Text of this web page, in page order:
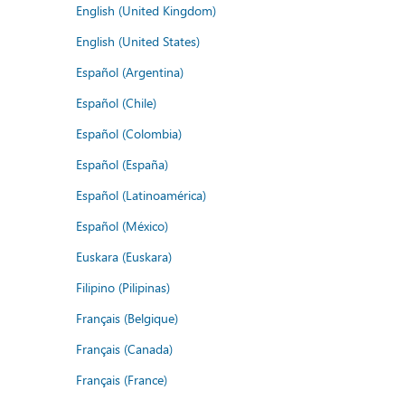
English (United Kingdom)
English (United States)
Español (Argentina)
Español (Chile)
Español (Colombia)
Español (España)
Español (Latinoamérica)
Español (México)
Euskara (Euskara)
Filipino (Pilipinas)
Français (Belgique)
Français (Canada)
Français (France)